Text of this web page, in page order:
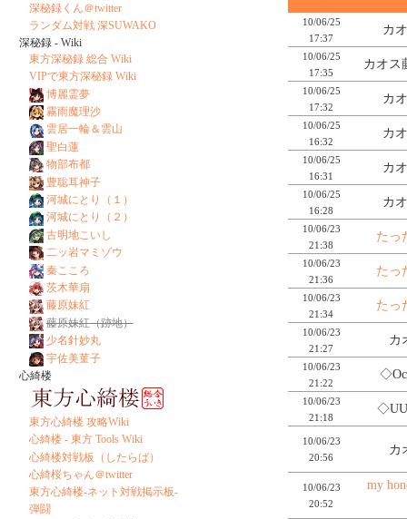
10/06/25
17:37
カ
10/06/25
17:35
カオス
10/06/25
17:32
カ
10/06/25
16:32
カ
10/06/25
16:31
カ
10/06/25
16:28
カ
10/06/23
21:38
たっ
10/06/23
21:36
たっ
10/06/23
21:34
たっ
10/06/23
21:27
カ
10/06/23
21:22
10/06/23
21:18
10/06/23
20:56
カ
10/06/23
20:52
my
深秘録くん＠twitter
ランダム対戦 深SUWAKO
深秘録 - Wiki
東方深秘録 総合 Wiki
VIPで東方深秘録 Wiki
博麗霊夢
霧雨魔理沙
雲居一輪＆雲山
聖白蓮
物部布都
豊聡耳神子
河城にとり（１）
河城にとり（２）
古明地こいし
二ッ岩マミゾウ
秦こころ
茨木華扇
藤原妹紅
藤原妹紅（跡地）
少名針妙丸
宇佐美菫子
心綺楼
東方心綺楼 攻略Wiki
心綺楼 - 東方 Tools Wiki
心綺楼対戦板（したらば）
心綺桜ちゃん＠twitter
東方心綺楼-ネット対戦掲示板-
弾闘